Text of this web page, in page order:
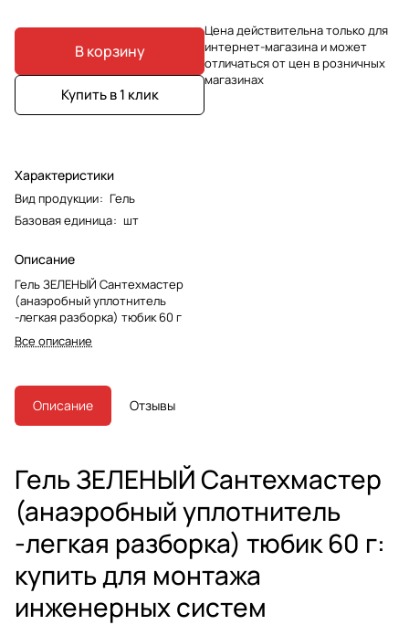
В корзину
Купить в 1 клик
Характеристики
Вид продукции: Гель
Базовая единица: шт
Описание
Гель ЗЕЛЕНЫЙ Сантехмастер
(анаэробный уплотнитель
-легкая разборка) тюбик 60 г
Все описание
Цена действительна только для
интернет-магазина и может
отличаться от цен в розничных
магазинах
Описание Отзывы
Гель ЗЕЛЕНЫЙ Сантехмастер
(анаэробный уплотнитель
-легкая разборка) тюбик 60 г:
купить для монтажа
инженерных систем